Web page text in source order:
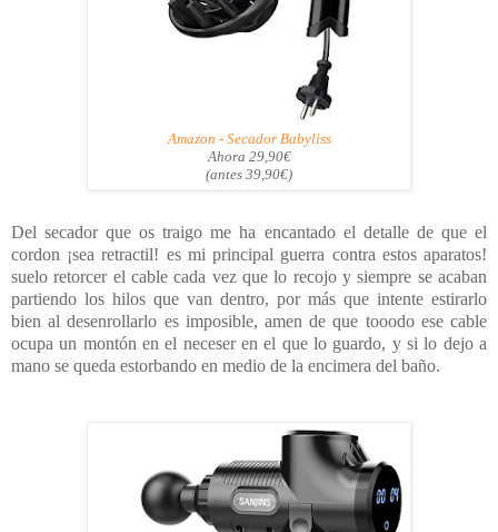
Amazon - Secador Babyliss
Ahora 29,90€
(antes 39,90€)
Del secador que os traigo me ha encantado el detalle de que el
cordon ¡sea retractil! es mi principal guerra contra estos aparatos!
suelo retorcer el cable cada vez que lo recojo y siempre se acaban
partiendo los hilos que van dentro, por más que intente estirarlo
bien al desenrollarlo es imposible, amen de que tooodo ese cable
ocupa un montón en el neceser en el que lo guardo, y si lo dejo a
mano se queda estorbando en medio de la encimera del baño.